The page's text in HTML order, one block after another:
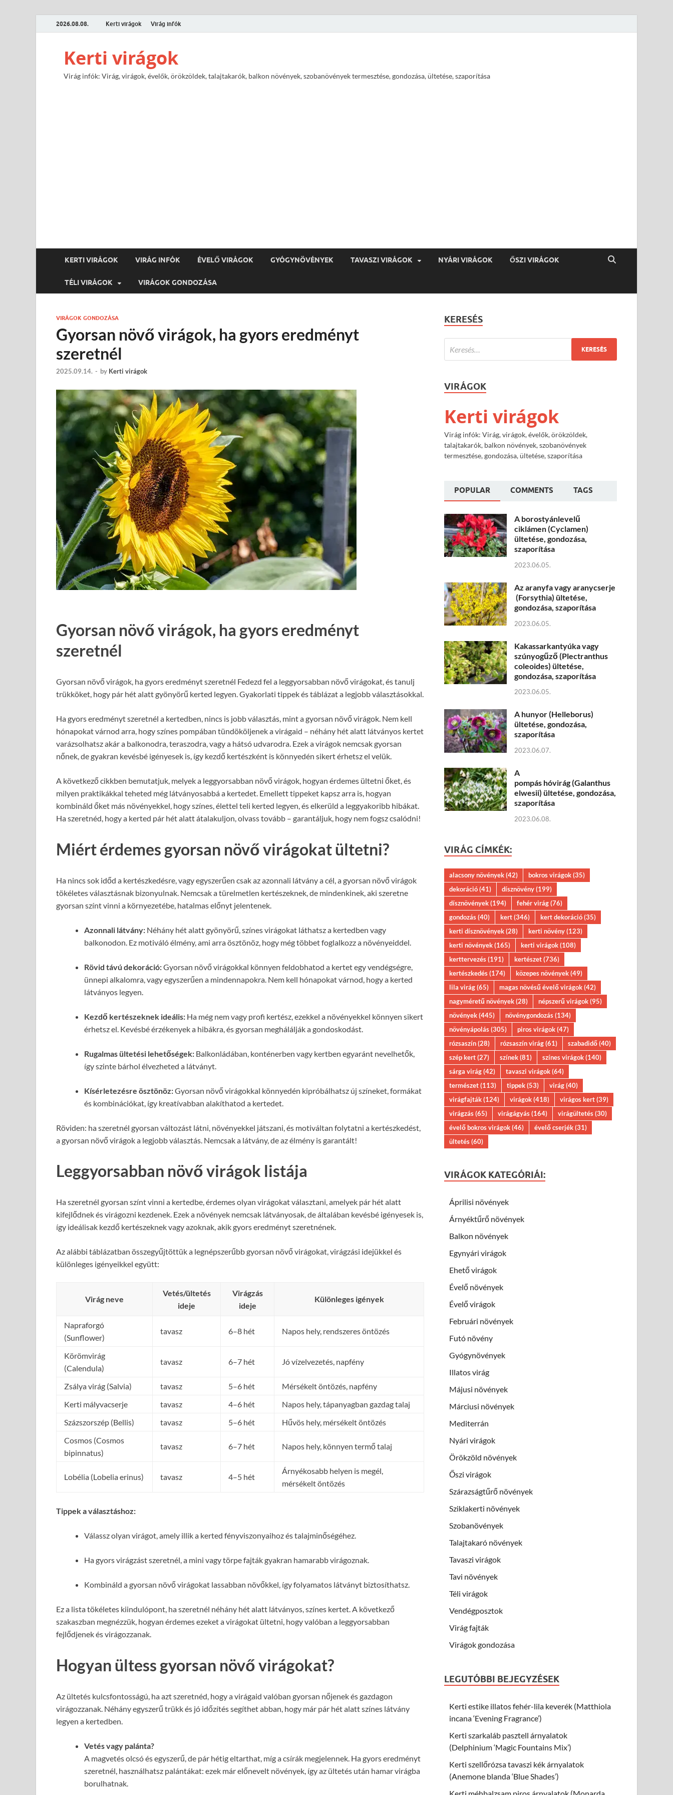
2026.08.08. Kerti virágok Virág infók
Kerti virágok
Virág infók: Virág, virágok, évelők, örökzöldek, talajtakarók, balkon növények, szobanövények termesztése, gondozása, ültetése, szaporítása
KERTI VIRÁGOK VIRÁG INFÓK ÉVELŐ VIRÁGOK GYÓGYNÖVÉNYEK TAVASZI VIRÁGOK NYÁRI VIRÁGOK ŐSZI VIRÁGOK
TÉLI VIRÁGOK VIRÁGOK GONDOZÁSA
VIRÁGOK GONDOZÁSA
Gyorsan növő virágok, ha gyors eredményt
szeretnél
2025.09.14. - by Kerti virágok
Gyorsan növő virágok, ha gyors eredményt
szeretnél
Gyorsan növő virágok, ha gyors eredményt szeretnél Fedezd fel a leggyorsabban növő virágokat, és tanulj
trükköket, hogy pár hét alatt gyönyörű kerted legyen. Gyakorlati tippek és táblázat a legjobb választásokkal.
Ha gyors eredményt szeretnél a kertedben, nincs is jobb választás, mint a gyorsan növő virágok. Nem kell
hónapokat várnod arra, hogy színes pompában tündököljenek a virágaid – néhány hét alatt látványos kertet
varázsolhatsz akár a balkonodra, teraszodra, vagy a hátsó udvarodra. Ezek a virágok nemcsak gyorsan
nőnek, de gyakran kevésbé igényesek is, így kezdő kertészként is könnyedén sikert érhetsz el velük.
A következő cikkben bemutatjuk, melyek a leggyorsabban növő virágok, hogyan érdemes ültetni őket, és
milyen praktikákkal teheted még látványosabbá a kertedet. Emellett tippeket kapsz arra is, hogyan
kombináld őket más növényekkel, hogy színes, élettel teli kerted legyen, és elkerüld a leggyakoribb hibákat.
Ha szeretnéd, hogy a kerted pár hét alatt átalakuljon, olvass tovább – garantáljuk, hogy nem fogsz csalódni!
Miért érdemes gyorsan növő virágokat ültetni?
Ha nincs sok időd a kertészkedésre, vagy egyszerűen csak az azonnali látvány a cél, a gyorsan növő virágok
tökéletes választásnak bizonyulnak. Nemcsak a türelmetlen kertészeknek, de mindenkinek, aki szeretne
gyorsan színt vinni a környezetébe, hatalmas előnyt jelentenek.
Azonnali látvány: Néhány hét alatt gyönyörű, színes virágokat láthatsz a kertedben vagy
balkonodon. Ez motiváló élmény, ami arra ösztönöz, hogy még többet foglalkozz a növényeiddel.
Rövid távú dekoráció:Gyorsan növő virágokkal könnyen feldobhatod a kertet egy vendégségre,
ünnepi alkalomra, vagy egyszerűen a mindennapokra. Nem kell hónapokat várnod, hogy a kerted
látványos legyen.
Kezdő kertészeknek ideális: Ha még nem vagy profi kertész, ezekkel a növényekkel könnyen sikert
érhetsz el. Kevésbé érzékenyek a hibákra, és gyorsan meghálálják a gondoskodást.
Rugalmas ültetési lehetőségek: Balkonládában, konténerben vagy kertben egyaránt nevelhetők,
így szinte bárhol élvezheted a látványt.
Kísérletezésre ösztönöz:Gyorsan növő virágokkal könnyedén kipróbálhatsz új színeket, formákat
és kombinációkat, így kreatívabban alakíthatod a kertedet.
Röviden: ha szeretnél gyorsan változást látni, növényekkel játszani, és motiváltan folytatni a kertészkedést,
a gyorsan növő virágok a legjobb választás. Nemcsak a látvány, de az élmény is garantált!
Leggyorsabban növő virágok listája
Ha szeretnél gyorsan színt vinni a kertedbe, érdemes olyan virágokat választani, amelyek pár hét alatt
kifejlődnek és virágozni kezdenek. Ezek a növények nemcsak látványosak, de általában kevésbé igényesek is,
így ideálisak kezdő kertészeknek vagy azoknak, akik gyors eredményt szeretnének.
Az alábbi táblázatban összegyűjtöttük a legnépszerűbb gyorsan növő virágokat, virágzási idejükkel és
különleges igényeikkel együtt:
Virág neve
Vetés/ültetés
ideje
Virágzás
ideje
Különleges igények
Napraforgó
(Sunflower)
tavasz 6–8 hét Napos hely, rendszeres öntözés
Körömvirág
(Calendula)
tavasz 6–7 hét Jó vízelvezetés, napfény
Zsálya virág (Salvia) tavasz 5–6 hét
Mérsékelt öntözés, napfény
Kerti mályvacserje
tavasz 4–6 hét
Napos hely, tápanyagban gazdag talaj
Százszorszép (Bellis)
tavasz 5–6 hét
Hűvös hely, mérsékelt öntözés
Cosmos (Cosmos
bipinnatus)
tavasz 6–7 hét Napos hely, könnyen termő talaj
Lobélia (Lobelia erinus) tavasz 4–5 hét
Árnyékosabb helyen is megél,
mérsékelt öntözés
Tippek a választáshoz:
Válassz olyan virágot, amely illik a kerted fényviszonyaihoz és talajminőségéhez.
Ha gyors virágzást szeretnél, a mini vagy törpe fajták gyakran hamarabb virágoznak.
Kombináld a gyorsan növő virágokat lassabban növőkkel, így folyamatos látványt biztosíthatsz.
Ez a lista tökéletes kiindulópont, ha szeretnél néhány hét alatt látványos, színes kertet. A következő
szakaszban megnézzük, hogyan érdemes ezeket a virágokat ültetni, hogy valóban a leggyorsabban
fejlődjenek és virágozzanak.
Hogyan ültess gyorsan növő virágokat?
Az ültetés kulcsfontosságú, ha azt szeretnéd, hogy a virágaid valóban gyorsan nőjenek és gazdagon
virágozzanak. Néhány egyszerű trükk és jó időzítés segíthet abban, hogy már pár hét alatt színes látvány
legyen a kertedben.
Vetés vagy palánta?
A magvetés olcsó és egyszerű, de pár hétig eltarthat, míg a csírák megjelennek. Ha gyors eredményt
szeretnél, használhatsz palántákat: ezek már előnevelt növények, így az ültetés után hamar virágba
borulhatnak.
KERESÉS
VIRÁGOK
Kerti virágok
Virág infók: Virág, virágok, évelők, örökzöldek,
talajtakarók, balkon növények, szobanövények
termesztése, gondozása, ültetése, szaporítása
POPULAR COMMENTS TAGS
A borostyánlevelű
ciklámen (Cyclamen)
ültetése, gondozása,
szaporítása
2023.06.05.
Az aranyfa vagy aranycserje
(Forsythia) ültetése,
gondozása, szaporítása
2023.06.05.
Kakassarkantyúka vagy
szúnyogűző (Plectranthus
coleoides) ültetése,
gondozása, szaporítása
2023.06.05.
A hunyor (Helleborus)
ültetése, gondozása,
szaporítása
2023.06.07.
A
pompás hóvirág (Galanthus
elwesii) ültetése, gondozása,
szaporítása
2023.06.08.
VIRÁG CÍMKÉK:
alacsony növények(42) bokros virágok(35)
dekoráció(41) dísznövény(199)
dísznövények(194) fehér virág(76)
gondozás(40) kert(346) kert dekoráció(35)
kerti dísznövények(28) kerti növény(123)
kerti növények(165) kerti virágok(108)
kerttervezés(191) kertészet(736)
kertészkedés(174) közepes növények(49)
lila virág(65) magas növésű évelő virágok(42)
nagyméretű növények(28) népszerű virágok(95)
növények(445) növénygondozás(134)
növényápolás(305) piros virágok(47)
rózsaszín(28) rózsaszín virág(61) szabadidő(40)
szép kert(27) színek(81) színes virágok(140)
sárga virág(42) tavaszi virágok(64)
természet(113) tippek(53) virág(40)
virágfajták(124) virágok(418) virágos kert(39)
virágzás(65) virágágyás(164) virágültetés(30)
évelő bokros virágok(46) évelő cserjék(31)
ültetés(60)
VIRÁGOK KATEGÓRIÁI:
Áprilisi növények
Árnyéktűrő növények
Balkon növények
Egynyári virágok
Ehető virágok
Évelő növények
Évelő virágok
Februári növények
Futó növény
Gyógynövények
Illatos virág
Májusi növények
Márciusi növények
Mediterrán
Nyári virágok
Örökzöld növények
Őszi virágok
Szárazságtűrő növények
Sziklakerti növények
Szobanövények
Talajtakaró növények
Tavaszi virágok
Tavi növények
Téli virágok
Vendégposztok
Virág fajták
Virágok gondozása
LEGUTÓBBI BEJEGYZÉSEK
Kerti estike illatos fehér-lila keverék (Matthiola
incana ‘Evening Fragrance’)
Kerti szarkaláb pasztell árnyalatok
(Delphinium ‘Magic Fountains Mix’)
Kerti szellőrózsa tavaszi kék árnyalatok
(Anemone blanda ‘Blue Shades’)